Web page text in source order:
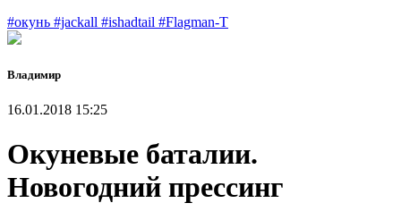
#окунь #jackall #ishadtail #Flagman-T
Владимир
16.01.2018 15:25
Окуневые баталии.
Новогодний прессинг